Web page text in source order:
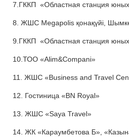
7.ГККП «Областная станция юных
8. ЖШС Megapolis қонақүйі,
9.ГККП «Областная станция юных
10.ТОО «Alim&Compani»
11. ЖШС «Business and Travel
12. Гостиница «BN Royal»
13. ЖШС «Saya Travel»
14. ЖК «Караумбетова Б»,